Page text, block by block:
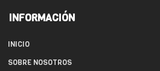
INFORMACIÓN
INICIO
SOBRE NOSOTROS